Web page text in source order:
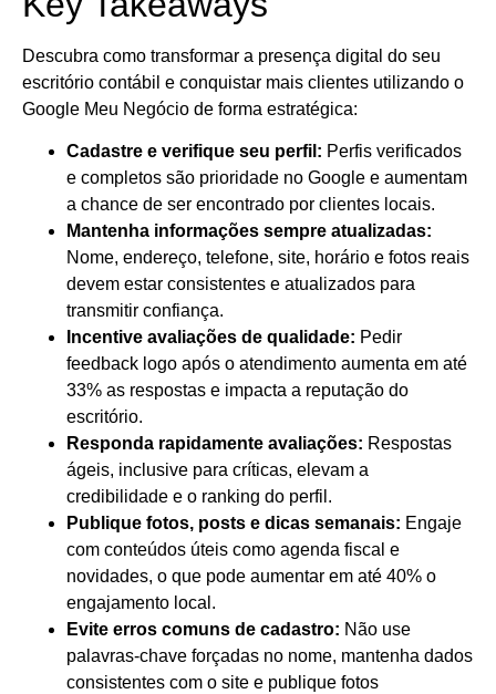
Descubra como transformar a presença digital do seu
escritório contábil e conquistar mais clientes utilizando o
Google Meu Negócio de forma estratégica:
Cadastre e verifique seu perfil: Perfis verificados
e completos são prioridade no Google e aumentam
a chance de ser encontrado por clientes locais.
Mantenha informações sempre atualizadas:
Nome, endereço, telefone, site, horário e fotos reais
devem estar consistentes e atualizados para
transmitir confiança.
Incentive avaliações de qualidade: Pedir
feedback logo após o atendimento aumenta em até
33% as respostas e impacta a reputação do
escritório.
Responda rapidamente avaliações: Respostas
ágeis, inclusive para críticas, elevam a
credibilidade e o ranking do perfil.
Publique fotos, posts e dicas semanais: Engaje
com conteúdos úteis como agenda fiscal e
novidades, o que pode aumentar em até 40% o
engajamento local.
Evite erros comuns de cadastro: Não use
palavras-chave forçadas no nome, mantenha dados
consistentes com o site e publique fotos